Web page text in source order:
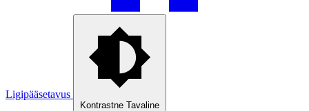
Ligipääsetavus
Kontrastne Tavaline